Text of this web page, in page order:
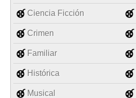
Ciencia Ficción
Crimen
Familiar
Histórica
Musical